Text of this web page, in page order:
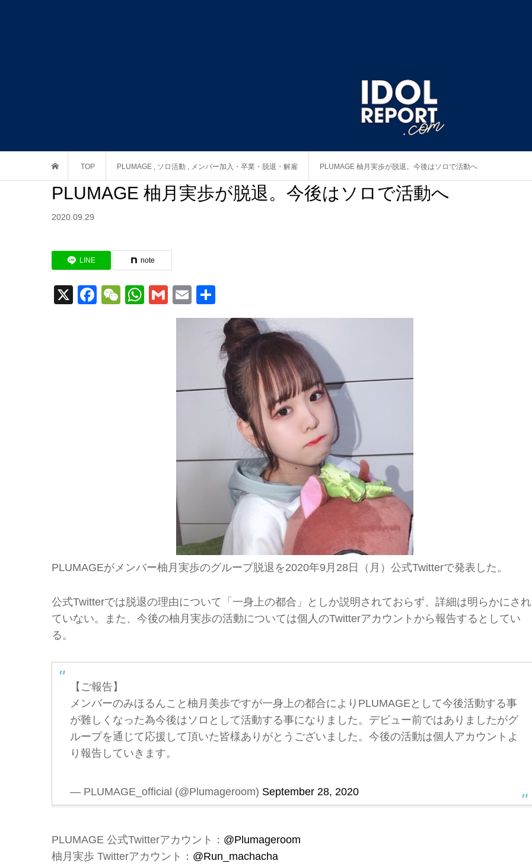
TOP PLUMAGE , ソロ活動 , メンバー加入・卒業・脱退・解雇 PLUMAGE 柚月実歩が脱退。今後はソロで活動へ
PLUMAGE 柚月実歩が脱退。今後はソロで活動へ
2020.09.29
LINE note
X Facebook
WeChat
WhatsApp
GmailEmail
有
PLUMAGEがメンバー柚月実歩のグループ脱退を2020年9月28日（月）公式Twitterで発表した。
公式Twitterでは脱退の理由について「一身上の都合」としか説明されておらず、詳細は明らかにされ
ていない。また、今後の柚月実歩の活動については個人のTwitterアカウントから報告するとしてい
る。
【ご報告】
メンバーのみほるんこと柚月美歩ですが一身上の都合によりPLUMAGEとして今後活動する事
が難しくなった為今後はソロとして活動する事になりました。デビュー前ではありましたがグ
ループを通じて応援して頂いた皆様ありがとうございました。今後の活動は個人アカウントよ
り報告していきます。
— PLUMAGE_official (@Plumageroom) September 28, 2020
PLUMAGE 公式Twitterアカウント： @Plumageroom
柚月実歩 Twitterアカウント： @Run_machacha